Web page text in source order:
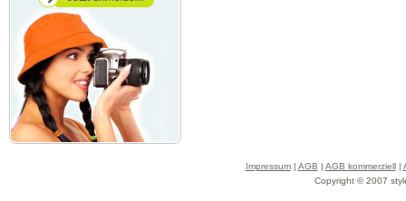
Impressum| AGB | AGB kommerziell|
Copyright © 2007